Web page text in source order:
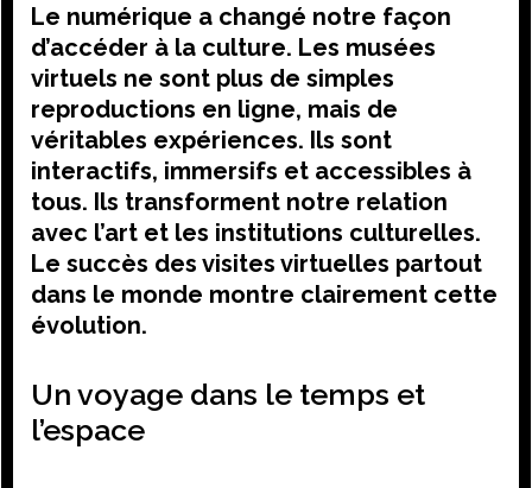
Le numérique a changé notre façon
d’accéder à la culture. Les musées
virtuels ne sont plus de simples
reproductions en ligne, mais de
véritables expériences. Ils sont
interactifs, immersifs et accessibles à
tous. Ils transforment notre relation
avec l’art et les institutions culturelles.
Le succès des visites virtuelles partout
dans le monde montre clairement cette
évolution.
Un voyage dans le temps et
l’espace